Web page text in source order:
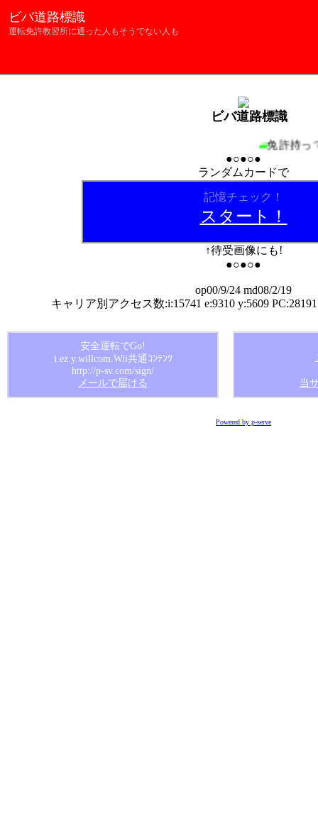
ビバ道路標識
運転免許教習所に通った人もそうでない人も
ビバ道路標識
免許持
●○●○●
ランダムカードで
記憶チェック！
スタート！
↑待受画像にも!
●○●○●
op00/9/24 md08/2/19
キャリア別アクセス数:i:15741 e:9310 y:5609
安全運転でGo!
i.ez.y.willcom.Wii共通ｺﾝﾃﾝﾂ
http://p-sv.com/sign/
メールで届ける
当
Powered by p-serve